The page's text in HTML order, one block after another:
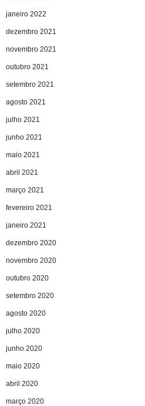
janeiro 2022
dezembro 2021
novembro 2021
outubro 2021
setembro 2021
agosto 2021
julho 2021
junho 2021
maio 2021
abril 2021
março 2021
fevereiro 2021
janeiro 2021
dezembro 2020
novembro 2020
outubro 2020
setembro 2020
agosto 2020
julho 2020
junho 2020
maio 2020
abril 2020
março 2020